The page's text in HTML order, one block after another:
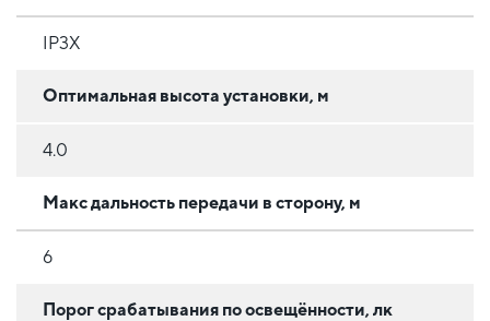
IP3X
Оптимальная высота установки, м
4.0
Макс дальность передачи в сторону, м
6
Порог срабатывания по освещённости, лк